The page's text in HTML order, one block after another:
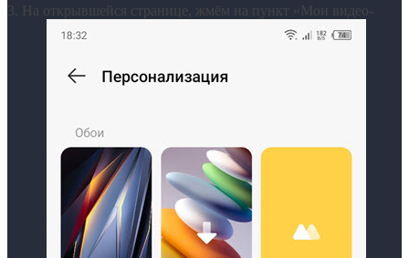
3. На открывшейся странице, жмём на пункт «Мои видео-